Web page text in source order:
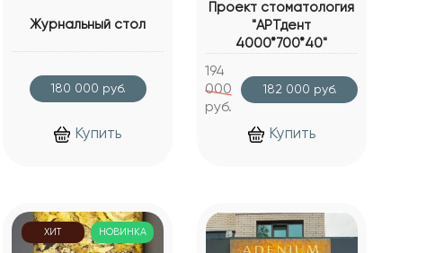
Журнальный стол
180 000 руб.
Купить
Проект стоматология
"АРТдент
4000*700*40"
194
000
руб.
182 000 руб.
Купить
НОВИНКА
ХИТ